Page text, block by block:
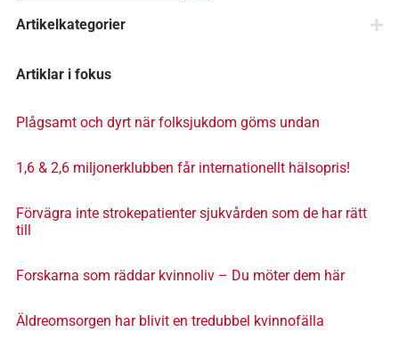
Artikelkategorier
Artiklar i fokus
Plågsamt och dyrt när folksjukdom göms undan
1,6 & 2,6 miljonerklubben får internationellt hälsopris!
Förvägra inte strokepatienter sjukvården som de har rätt
till
Forskarna som räddar kvinnoliv – Du möter dem här
Äldreomsorgen har blivit en tredubbel kvinnofälla